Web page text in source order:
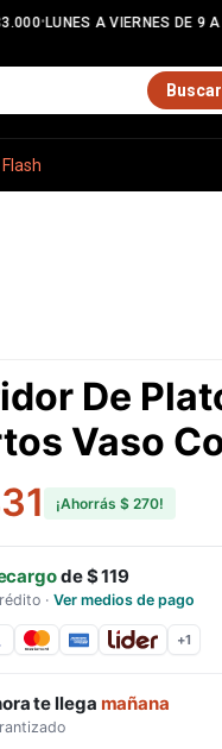
•LUNES A VIERNES DE 9
Buscar
De
Vaso
¡Ahorrás $ 270!
de$ 119
· Ver medios de pago
+1
te llega mañana